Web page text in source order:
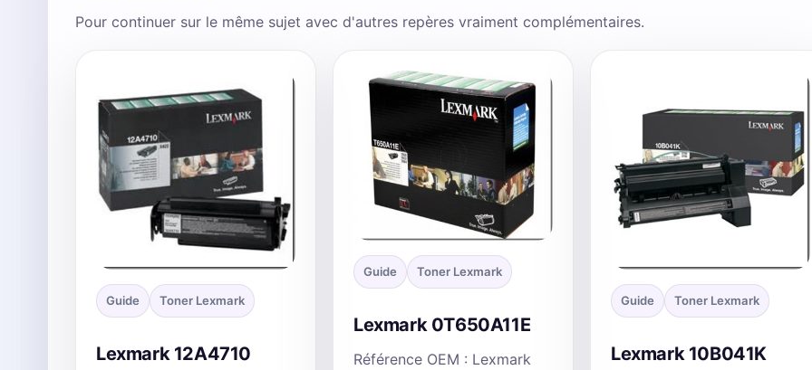
Pour continuer sur le même sujet avec d'autres repères vraiment complémentaires.
Guide Toner Lexmark
Lexmark 12A4710
Guide Toner Lexmark
Lexmark 0T650A11E
Référence OEM : Lexmark
Guide Toner Lexmark
Lexmark 10B041K